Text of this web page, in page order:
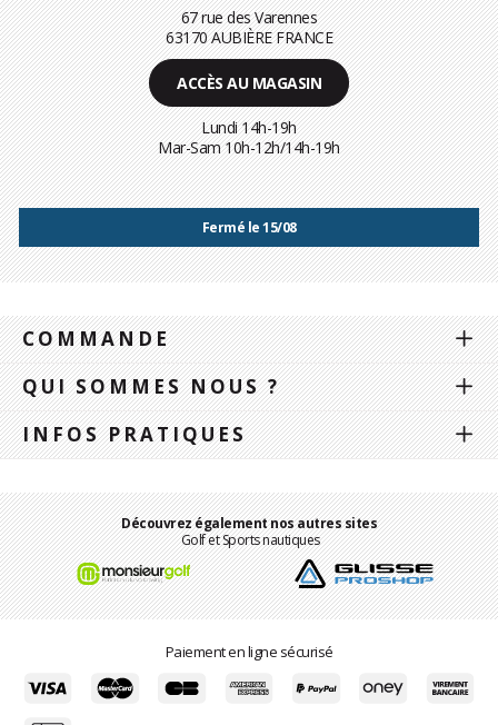
67 rue des Varennes
63170 AUBIÈRE FRANCE
ACCÈS AU MAGASIN
Lundi 14h-19h
Mar-Sam 10h-12h/14h-19h
Fermé le 15/08
COMMANDE
QUI SOMMES NOUS ?
INFOS PRATIQUES
Découvrez également nos autres sites
Golf et Sports nautiques
Paiement en ligne sécurisé